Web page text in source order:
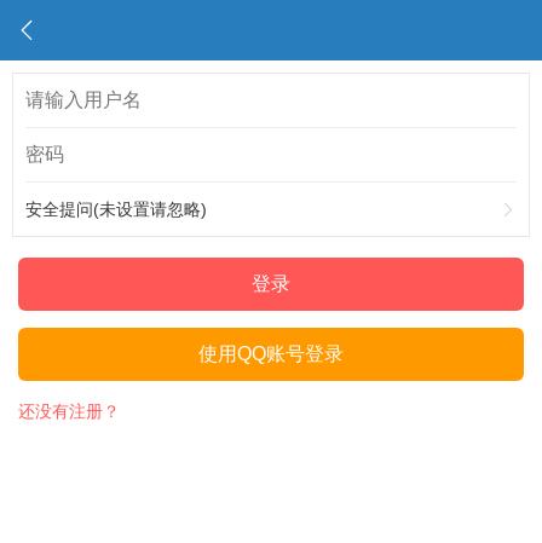
安全提问(未设置请忽略)
登录
使用QQ账号登录
还没有注册？